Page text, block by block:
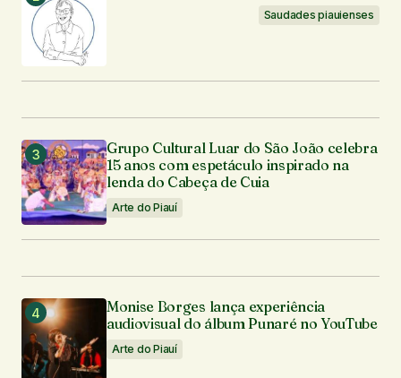
Saudades piauienses
Grupo Cultural Luar do São João celebra
15 anos com espetáculo inspirado na
lenda do Cabeça de Cuia
Arte do Piauí
Monise Borges lança experiência
audiovisual do álbum Punaré no YouTube
Arte do Piauí